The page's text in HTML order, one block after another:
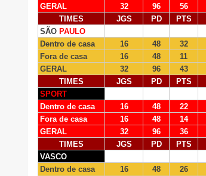
GERAL
32 96 56
TIMES
JGS PD PTS
SÃO PAULO
Dentro de casa
16 48 32
Fora de casa
16 48 11
GERAL
32 96 43
TIMES
JGS PD PTS
SPORT
Dentro de casa
16 48 22
Fora de casa
16 48 14
GERAL
32 96 36
TIMES
JGS PD PTS
VASCO
Dentro de casa
16 48 26